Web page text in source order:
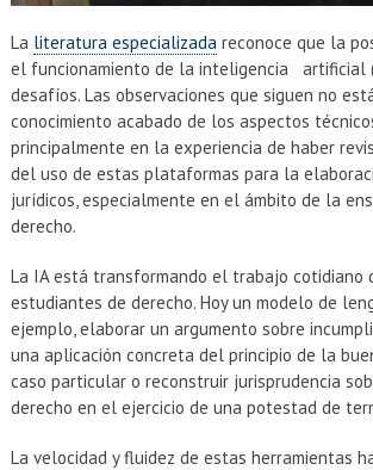
La literatura especializada reconoce que la
el funcionamiento de la inteligencia artificial
desafíos. Las observaciones que siguen no
conocimiento acabado de los aspectos
principalmente en la experiencia de haber
del uso de estas plataformas para la
jurídicos, especialmente en el ámbito de la
derecho.
La IA está transformando el trabajo cotidiano
estudiantes de derecho. Hoy un modelo de
ejemplo, elaborar un argumento sobre
una aplicación concreta del principio de la
caso particular o reconstruir jurisprudencia
derecho en el ejercicio de una potestad de
La velocidad y fluidez de estas herramientas